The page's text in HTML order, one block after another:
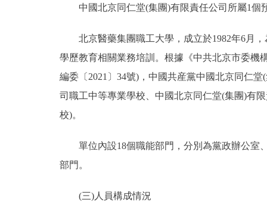
中國北京同仁堂(集團)有限責任公司所屬1個
北京醫藥集團職工大學，成立於1982年6月，
學歷教育相關業務培訓。根據《中共北京市委機
編委〔2021〕34號)，中國共産黨中國北京同仁
司職工中等專業學校、中國北京同仁堂(集團)有
校)。
單位內設18個職能部門，分別為黨政辦公室
部門。
(三)人員構成情況